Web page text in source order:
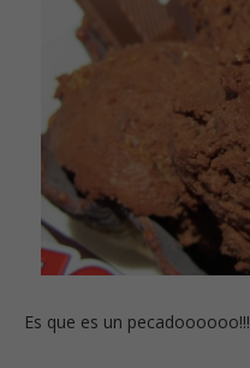
Es que es un pecadoooooo!!!